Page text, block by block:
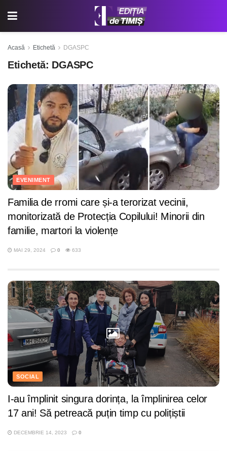
Acasă Etichetă DGASPC
Etichetă: DGASPC
EVENIMENT
Familia de rromi care și-a terorizat vecinii,
monitorizată de Protecția Copilului! Minorii din
familie, martori la violențe
MAI 29, 2024 0 633
SOCIAL
I-au împlinit singura dorința, la împlinirea celor
17 ani! Să petreacă puțin timp cu polițiștii
DECEMBRIE 14, 2023 0